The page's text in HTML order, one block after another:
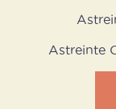
Astreinte